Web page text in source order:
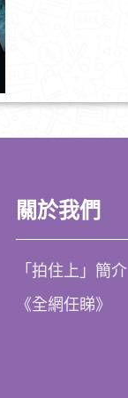
關於我們
「拍住上」簡介
《全網任睇》